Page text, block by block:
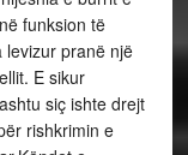
funksion të
levizur pranë një
E sikur
siç ishte drejt
rishkrimin e